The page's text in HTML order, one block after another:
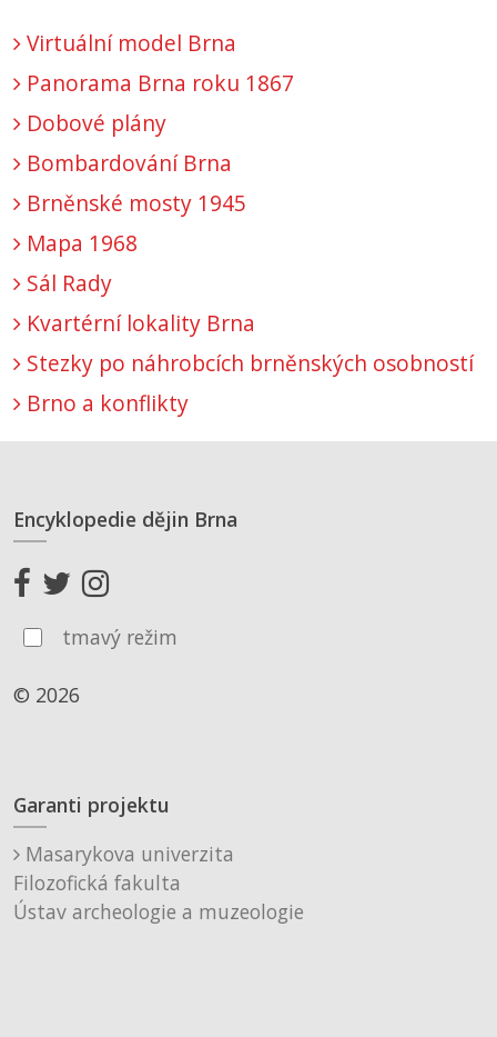
Virtuální model Brna
Panorama Brna roku 1867
Dobové plány
Bombardování Brna
Brněnské mosty 1945
Mapa 1968
Sál Rady
Kvartérní lokality Brna
Stezky po náhrobcích brněnských osobností
Brno a konflikty
Encyklopedie dějin Brna
tmavý režim
© 2026
Garanti projektu
Masarykova univerzita
Filozofická fakulta
Ústav archeologie a muzeologie